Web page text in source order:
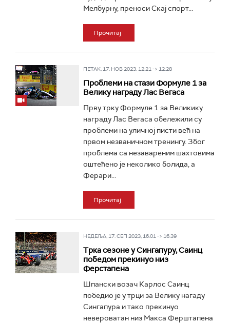
Мелбурну, преноси Скај спорт...
Прочитај
ПЕТАК, 17. НОВ 2023, 12:21 -> 12:28
Проблеми на стази Формуле 1 за
Велику награду Лас Вегаса
Прву трку Формуле 1 за Великику
награду Лас Вегаса обележили су
проблеми на уличној писти већ на
првом незваничном тренингу. Због
проблема са незавареним шахтовима
оштећено је неколико болида, а
Ферари...
Прочитај
НЕДЕЉА, 17. СЕП 2023, 16:01 -> 16:39
Трка сезоне у Сингапуру, Саинц
победом прекинуо низ
Ферстапена
Шпански возач Карлос Саинц
победио је у трци за Велику нагаду
Сингапура и тако прекинуо
невероватан низ Макса Ферштапена